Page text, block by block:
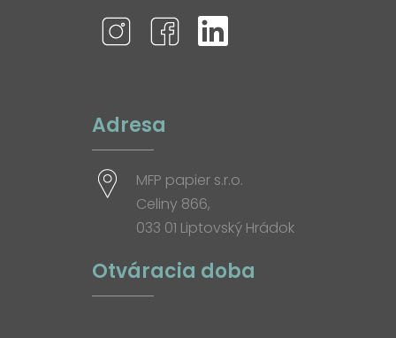
Adresa
MFP papier s.r.o.
Celiny 866,
033 01 Liptovský Hrádok
Otváracia doba